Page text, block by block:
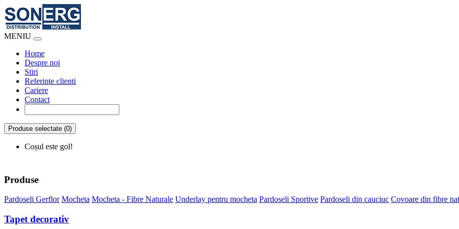
MENIU
Home
Despre noi
Stiri
Referinte clienti
Cariere
Contact
Produse selectate (0)
Coșul este gol!
Produse
Pardoseli Gerflor Mocheta Mocheta - Fibre Naturale Underlay pentru mocheta Pardoseli Sportive Pardoseli din cauciuc Covoare din fibre
Tapet decorativ